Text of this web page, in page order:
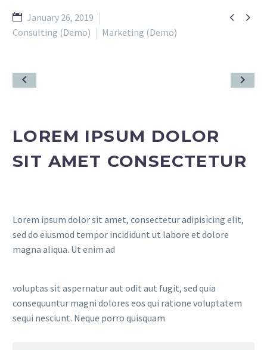
 
January 26, 2019
Consulting (Demo)
Marketing (Demo)
LOREM IPSUM DOLOR
SIT AMET CONSECTETUR
Lorem ipsum dolor sit amet, consectetur adipisicing elit,
sed do eiusmod tempor incididunt ut labore et dolore
magna aliqua. Ut enim ad
voluptas sit aspernatur aut odit aut fugit, sed quia
consequuntur magni dolores eos qui ratione voluptatem
sequi nesciunt. Neque porro quisquam